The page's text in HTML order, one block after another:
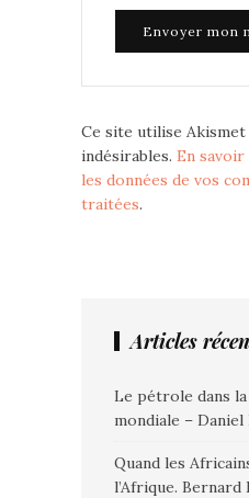
Ce site utilise
indésirables. En
les données de vos
traitées.
Articles
Le pétrole dans
mondiale – Daniel
Quand les
l’Afrique. Bernard